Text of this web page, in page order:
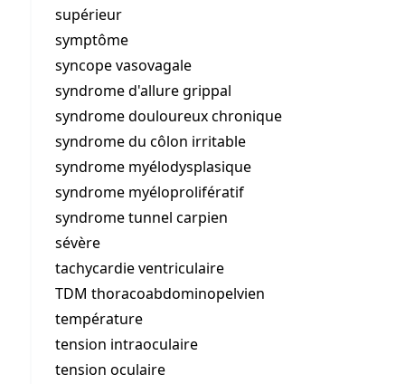
supérieur
symptôme
syncope vasovagale
syndrome d'allure grippal
syndrome douloureux chronique
syndrome du côlon irritable
syndrome myélodysplasique
syndrome myéloprolifératif
syndrome tunnel carpien
sévère
tachycardie ventriculaire
TDM thoracoabdominopelvien
température
tension intraoculaire
tension oculaire